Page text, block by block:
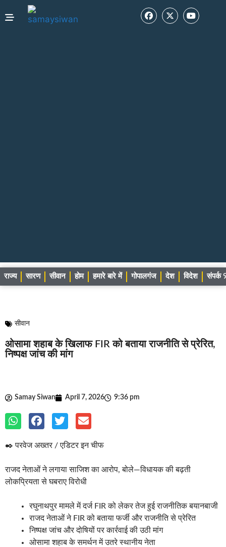
राज्य सारण सीवान होम हमारे बारे में गोपालगंज देश विदेश संपर्क
सीवान
ओसामा शहाब के खिलाफ FIR को बताया राजनीति से प्रेरित,
निष्पक्ष जांच की मांग
Samay Siwan April 7, 2026 9:36 pm
✒️ परवेज अख्तर / एडिटर इन चीफ
राजद नेताओं ने लगाया साजिश का आरोप, बोले—विधायक की बढ़ती
लोकप्रियता से घबराए विरोधी
रघुनाथपुर मामले में दर्ज FIR को लेकर तेज हुई राजनीतिक बयानबाजी
राजद नेताओं ने FIR को बताया फर्जी और राजनीति से प्रेरित
निष्पक्ष जांच और दोषियों पर कार्रवाई की उठी मांग
ओसामा शहाब के समर्थन में उतरे स्थानीय नेता